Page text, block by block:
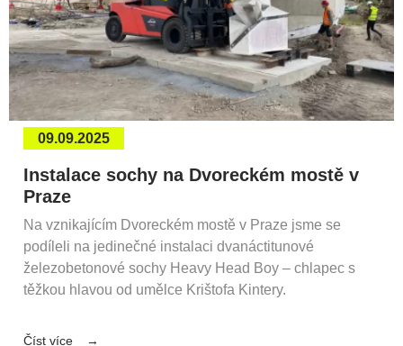
09.09.2025
Instalace sochy na Dvoreckém mostě v
Praze
Na vznikajícím Dvoreckém mostě v Praze jsme se
podíleli na jedinečné instalaci dvanáctitunové
železobetonové sochy Heavy Head Boy – chlapec s
těžkou hlavou od umělce Krištofa Kintery.
Číst více